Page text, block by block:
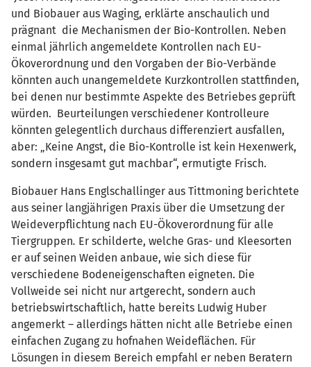
und Biobauer aus Waging, erklärte anschaulich und
prägnant die Mechanismen der Bio-Kontrollen. Neben
einmal jährlich angemeldete Kontrollen nach EU-
Ökoverordnung und den Vorgaben der Bio-Verbände
könnten auch unangemeldete Kurzkontrollen stattfinden,
bei denen nur bestimmte Aspekte des Betriebes geprüft
würden. Beurteilungen verschiedener Kontrolleure
könnten gelegentlich durchaus differenziert ausfallen,
aber: „Keine Angst, die Bio-Kontrolle ist kein Hexenwerk,
sondern insgesamt gut machbar“, ermutigte Frisch.
Biobauer Hans Englschallinger aus Tittmoning berichtete
aus seiner langjährigen Praxis über die Umsetzung der
Weideverpflichtung nach EU-Ökoverordnung für alle
Tiergruppen. Er schilderte, welche Gras- und Kleesorten
er auf seinen Weiden anbaue, wie sich diese für
verschiedene Bodeneigenschaften eigneten. Die
Vollweide sei nicht nur artgerecht, sondern auch
betriebswirtschaftlich, hatte bereits Ludwig Huber
angemerkt – allerdings hätten nicht alle Betriebe einen
einfachen Zugang zu hofnahen Weideflächen. Für
Lösungen in diesem Bereich empfahl er neben Beratern